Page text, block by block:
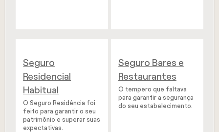
Seguro
Residencial
Habitual
O Seguro Residência foi
feito para garantir o seu
patrimônio e superar suas
expectativas.
Seguro Bares e
Restaurantes
O tempero que faltava
para garantir a segurança
do seu estabelecimento.